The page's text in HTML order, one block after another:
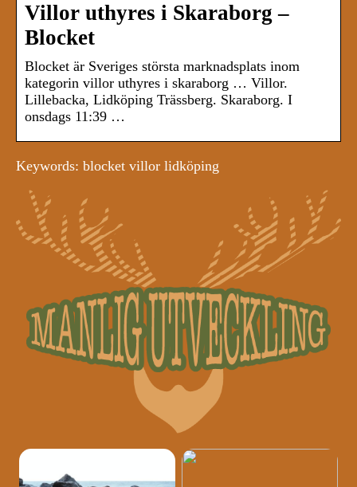
Villor uthyres i Skaraborg –
Blocket
Blocket är Sveriges största marknadsplats inom
kategorin villor uthyres i skaraborg … Villor.
Lillebacka, Lidköping Trässberg. Skaraborg. I
onsdags 11:39 …
Keywords: blocket villor lidköping